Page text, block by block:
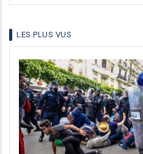
language
LES PLUS VUS